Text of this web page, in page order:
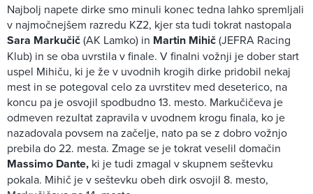
Najbolj napete dirke smo minuli konec tedna lahko spremljali
v najmočnejšem razredu KZ2, kjer sta tudi tokrat nastopala
Sara Markučič(AK Lamko) in Martin Mihič(JEFRA Racing
Klub) in se oba uvrstila v finale. V finalni vožnji je dober start
uspel Mihiču, ki je že v uvodnih krogih dirke pridobil nekaj
mest in se potegoval celo za uvrstitev med deseterico, na
koncu pa je osvojil spodbudno 13. mesto. Markučičeva je
odmeven rezultat zapravila v uvodnem krogu finala, ko je
nazadovala povsem na začelje, nato pa se z dobro vožnjo
prebila do 22. mesta. Zmage se je tokrat veselil domačin
Massimo Dante, ki je tudi zmagal v skupnem seštevku
pokala. Mihič je v seštevku obeh dirk osvojil 8. mesto,